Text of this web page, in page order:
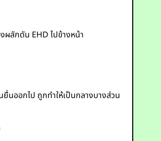
ผลักดัน EHD ไปข้างหน้า
นออกไป ถูกทำให้เป็นกลางบางส่วน